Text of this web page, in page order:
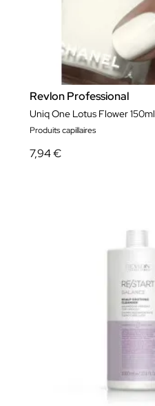
Revlon Professional
Uniq One Lotus Flower 150ml
Produits capillaires
7,94 €